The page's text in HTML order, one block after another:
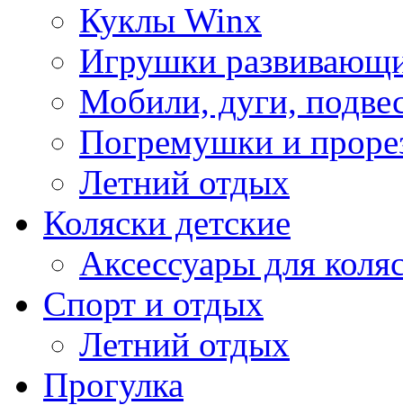
Куклы Winx
Игрушки
Мобили, дуги,
Погремушки и
Летний отдых
Коляски детские
Аксессуары для
Спорт и отдых
Летний отдых
Прогулка